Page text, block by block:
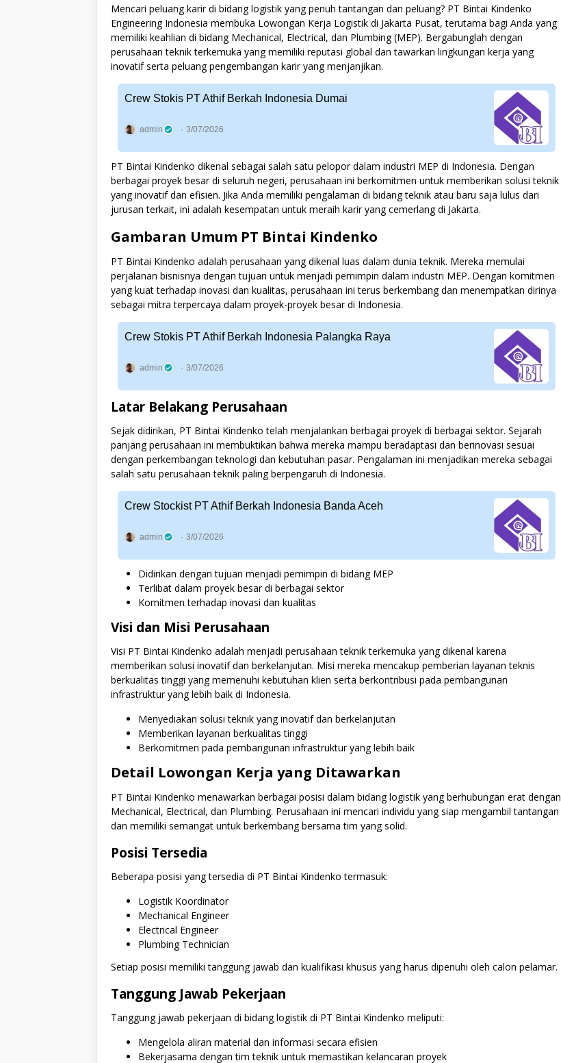
Mencari peluang karir di bidang logistik yang penuh tantangan dan peluang? PT Bintai Kindenko
Engineering Indonesia membuka Lowongan Kerja Logistik di Jakarta Pusat, terutama bagi Anda yang
memiliki keahlian di bidang Mechanical, Electrical, dan Plumbing (MEP). Bergabunglah dengan
perusahaan teknik terkemuka yang memiliki reputasi global dan tawarkan lingkungan kerja yang
inovatif serta peluang pengembangan karir yang menjanjikan.
Crew Stokis PT Athif Berkah Indonesia Dumai
admin 3/07/2026
PT Bintai Kindenko dikenal sebagai salah satu pelopor dalam industri MEP di Indonesia. Dengan
berbagai proyek besar di seluruh negeri, perusahaan ini berkomitmen untuk memberikan solusi teknik
yang inovatif dan efisien. Jika Anda memiliki pengalaman di bidang teknik atau baru saja lulus dari
jurusan terkait, ini adalah kesempatan untuk meraih karir yang cemerlang di Jakarta.
Gambaran Umum PT Bintai Kindenko
PT Bintai Kindenko adalah perusahaan yang dikenal luas dalam dunia teknik. Mereka memulai
perjalanan bisnisnya dengan tujuan untuk menjadi pemimpin dalam industri MEP. Dengan komitmen
yang kuat terhadap inovasi dan kualitas, perusahaan ini terus berkembang dan menempatkan dirinya
sebagai mitra terpercaya dalam proyek-proyek besar di Indonesia.
Crew Stokis PT Athif Berkah Indonesia Palangka Raya
admin 3/07/2026
Latar Belakang Perusahaan
Sejak didirikan, PT Bintai Kindenko telah menjalankan berbagai proyek di berbagai sektor. Sejarah
panjang perusahaan ini membuktikan bahwa mereka mampu beradaptasi dan berinovasi sesuai
dengan perkembangan teknologi dan kebutuhan pasar. Pengalaman ini menjadikan mereka sebagai
salah satu perusahaan teknik paling berpengaruh di Indonesia.
Crew Stockist PT Athif Berkah Indonesia Banda Aceh
admin 3/07/2026
Didirikan dengan tujuan menjadi pemimpin di bidang MEP
Terlibat dalam proyek besar di berbagai sektor
Komitmen terhadap inovasi dan kualitas
Visi dan Misi Perusahaan
Visi PT Bintai Kindenko adalah menjadi perusahaan teknik terkemuka yang dikenal karena
memberikan solusi inovatif dan berkelanjutan. Misi mereka mencakup pemberian layanan teknis
berkualitas tinggi yang memenuhi kebutuhan klien serta berkontribusi pada pembangunan
infrastruktur yang lebih baik di Indonesia.
Menyediakan solusi teknik yang inovatif dan berkelanjutan
Memberikan layanan berkualitas tinggi
Berkomitmen pada pembangunan infrastruktur yang lebih baik
Detail Lowongan Kerja yang Ditawarkan
PT Bintai Kindenko menawarkan berbagai posisi dalam bidang logistik yang berhubungan erat dengan
Mechanical, Electrical, dan Plumbing. Perusahaan ini mencari individu yang siap mengambil tantangan
dan memiliki semangat untuk berkembang bersama tim yang solid.
Posisi Tersedia
Beberapa posisi yang tersedia di PT Bintai Kindenko termasuk:
Logistik Koordinator
Mechanical Engineer
Electrical Engineer
Plumbing Technician
Setiap posisi memiliki tanggung jawab dan kualifikasi khusus yang harus dipenuhi oleh calon pelamar.
Tanggung Jawab Pekerjaan
Tanggung jawab pekerjaan di bidang logistik di PT Bintai Kindenko meliputi:
Mengelola aliran material dan informasi secara efisien
Bekerjasama dengan tim teknik untuk memastikan kelancaran proyek